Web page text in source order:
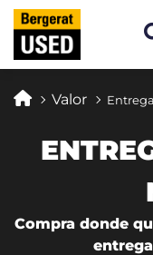
Valor
Compra donde
Panel de gestión de